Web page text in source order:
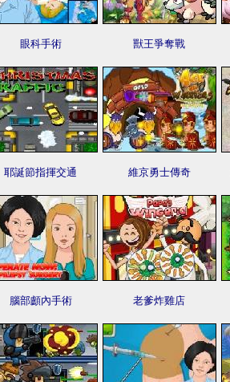
眼科手術 獸王爭奪戰
耶誕節指揮交通 維京勇士傳奇
腦部顱內手術 老爹炸雞店